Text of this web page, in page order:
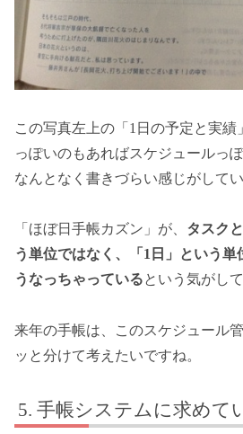
この写真左上の「1日の予定と実績
っぽいのもあればスケジュールっ
なんとなく書きづらい感じがしてい
「ほぼ日手帳カズン」が、 タスク
う単位ではなく、「1日」という単
うなっちゃっているという気がし
来年の手帳は、このスケジュール
ッと分けて考えたいですね。
手帳システムに求めて